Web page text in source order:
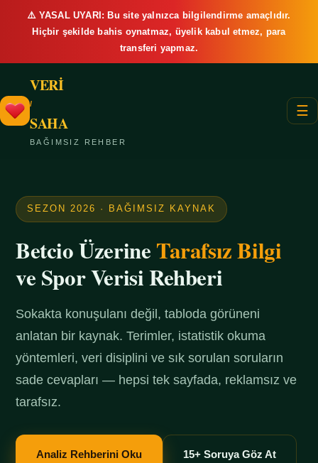
⚠️ YASAL UYARI: Bu site yalnızca bilgilendirme amaçlıdır.
Hiçbir şekilde bahis oynatmaz, üyelik kabul etmez, para
transferi yapmaz.
VERİ
/
SAHA
BAĞIMSIZ REHBER
☰
SEZON 2026 · BAĞIMSIZ KAYNAK
Betcio ÜzerineTarafsız Bilgi
ve Spor Verisi Rehberi
Sokakta konuşulanı değil, tabloda görüneni
anlatan bir kaynak. Terimler, istatistik okuma
yöntemleri, veri disiplini ve sık sorulan soruların
sade cevapları — hepsi tek sayfada, reklamsız ve
tarafsız.
Analiz Rehberini Oku 15+ Soruya Göz At